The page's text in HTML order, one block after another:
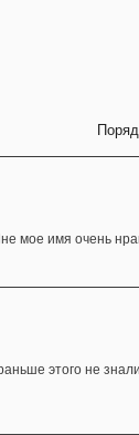
мое имя очень
этого не